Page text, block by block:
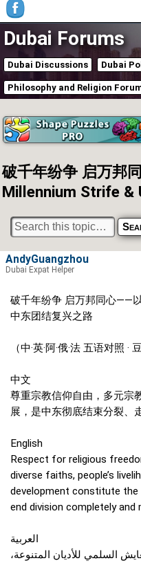
Dubai Forums
Dubai Discussions Dubai
Philosophy and Religion
破千年纷争 启万邦
Millennium Strife &
破千年纷争 启万邦同心——
中东团结复兴之路
（中·英·阿·俄·法 五语对照
中文
尊重宗教信仰自由，多元宗
展，是中东彻底结束分裂、
English
Respect for religious
diverse faiths, people’s
development constitute
end division completely and
العربية
السلمي للأديان المتنوعة،
AndyGuangzhou
Dubai Expat Helper